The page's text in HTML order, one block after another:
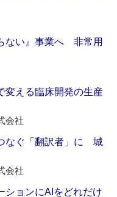
ない』事業へ 非常用
変える臨床開発の生産
会社
なぐ「翻訳者」に 城
会社
ションにAIをどれだけ